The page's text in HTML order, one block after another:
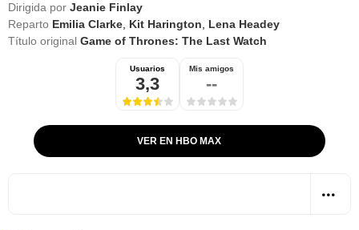
Dirigida por Jeanie Finlay
Reparto Emilia Clarke Kit Harington
Lena Headey
Título original Game of Thrones: The Last Watch
Usuarios
3,3
Mis amigos
--
VER EN HBO MAX